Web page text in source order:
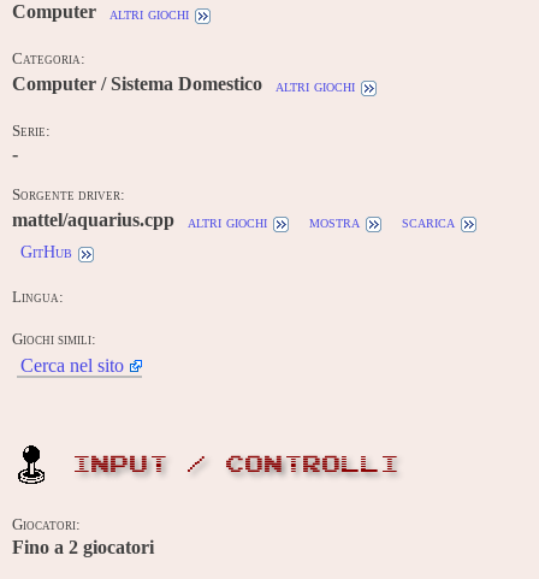
Computer altri giochi
Categoria:
Computer / Sistema Domestico altri giochi
Serie:
-
Sorgente driver:
mattel/aquarius.cpp altri giochi mostra
scarica
GitHub
Lingua:
Giochi simili:
Cerca nel sito
INPUT / CONTROLLI
Giocatori:
Fino a 2 giocatori